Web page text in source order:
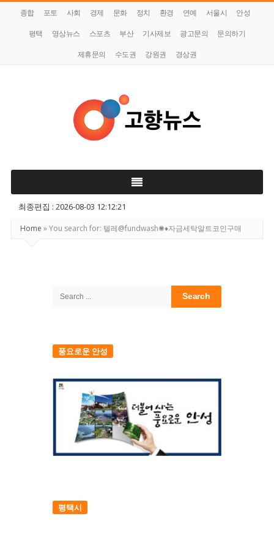
종합 포토 사회 경제 문화 정치 환경 연예 서울시
안성
평택
영상뉴스 스포츠 부산 기사제보 광고문의
문의하기
제휴문의
수도권 강원권 경상권
향
뉴
스
최종편집 : 2026-08-03 12:12:21
Home »You search for: 텔레@fundwash✺♦자금세탁알트코인구매
Search
풍요로운 안성
평택시